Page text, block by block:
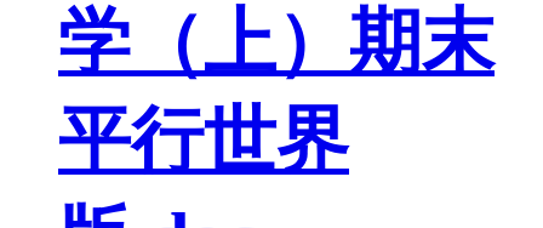
学（上）期末
平行世界